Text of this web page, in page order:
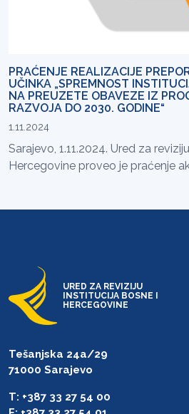
PRAĆENJE REALIZACIJE
UČINKA „SPREMNOST
NA PREUZETE OBAVEZE IZ
RAZVOJA DO 2030. GODINE“
1.11.2024
Sarajevo, 1.11.2024. Ured za
Hercegovine proveo je praćenje
URED ZA REVIZIJU
INSTITUCIJA BOSNE I
HERCEGOVINE
Tešanjska 24a/29
71000 Sarajevo
T: +387 33 27 54 00